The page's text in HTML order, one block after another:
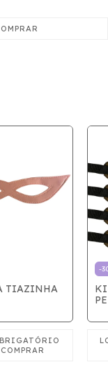
TIAZINHA
-